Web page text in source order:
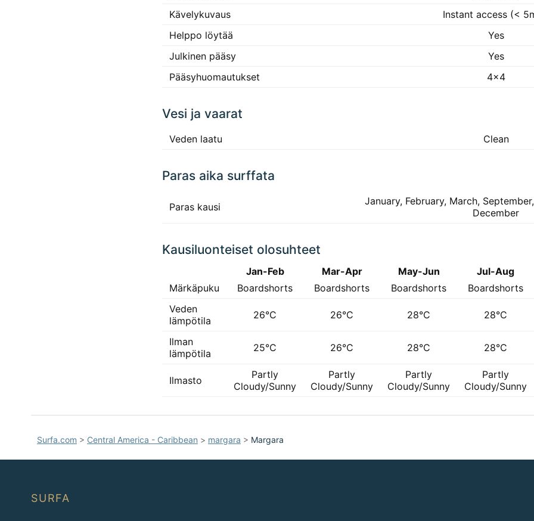
Kävelykuvaus
Instant access (<
Helppo löytää
Yes
Julkinen pääsy
Yes
Pääsyhuomautukset
4x4
Vesi ja vaarat
Veden laatu Clean
Paras aika surffata
Paras kausi
January, February, March,
December
Kausiluonteiset olosuhteet
Jan-Feb Mar-Apr May-Jun Jul-Aug
Märkäpuku
Boardshorts Boardshorts Boardshorts Boardshorts
Veden
lämpötila
26°C 26°C 28°C 28°C
Ilman
lämpötila
25°C 26°C 28°C 28°C
Ilmasto
Partly
Cloudy/Sunny
Partly
Cloudy/Sunny
Partly
Cloudy/Sunny
Partly
Cloudy/Sunny
Surfa.com > Central America - Caribbean > margara > Margara
SURFA